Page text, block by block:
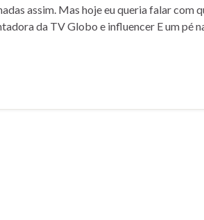
assim. Mas hoje eu queria falar com
da TV Globo e influencer E um pé